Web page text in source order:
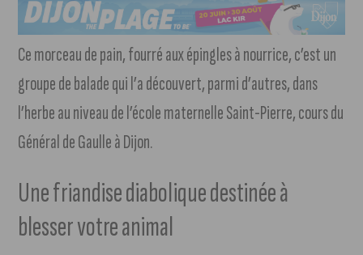
Ce morceau de pain, fourré aux épingles à nourrice, c’est un
groupe de balade qui l’a découvert, parmi d’autres, dans
l’herbe au niveau de l’école maternelle Saint-Pierre, cours du
Général de Gaulle à Dijon.
Une friandise diabolique destinée à
blesser votre animal